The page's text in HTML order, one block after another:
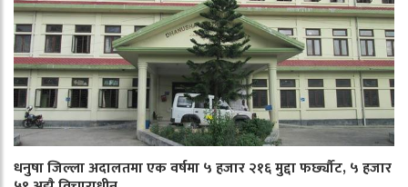
धनुषा जिल्ला अदालतमा एक वर्षमा ५ हजार २१६ मुद्दा फर्छ्यौट, ५ हजार